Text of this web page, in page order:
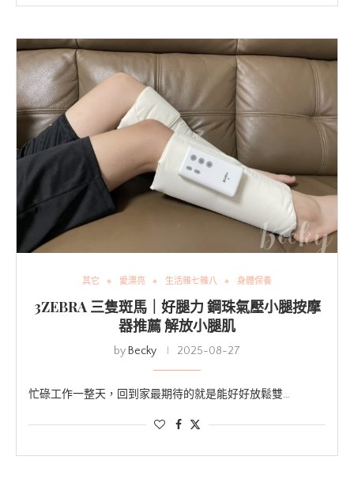
其它 愛漂亮 生活雜七雜八 身體保養
3ZEBRA 三隻斑馬｜好腿力 鋼珠氣壓小腿按摩
器推薦 解放小腿肌
by Becky 2025-08-27
忙碌工作一整天，回到家最期待的就是能好好放鬆雙…